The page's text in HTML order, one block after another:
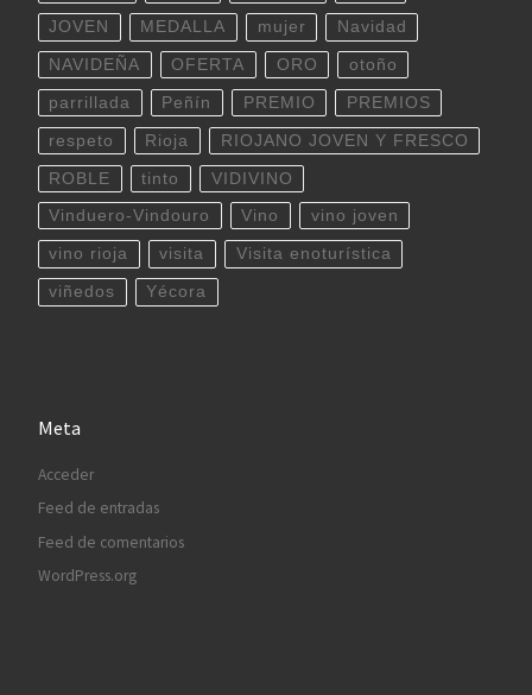
JOVEN MEDALLA mujer Navidad
NAVIDEÑA OFERTA ORO otoño
parrillada Peñín PREMIO PREMIOS
respeto Rioja RIOJANO JOVEN Y FRESCO
ROBLE tinto VIDIVINO
Vinduero-Vindouro Vino vino joven
vino rioja visita Visita enoturística
viñedos Yécora
Meta
Acceder
Feed de entradas
Feed de comentarios
WordPress.org